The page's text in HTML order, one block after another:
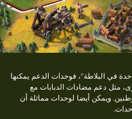
في البلاطة"، فوحدات الدعم يمكنها
مثل دعم مضادات الدبابات مع
ويمكن أيضا لوحدات مماثلة أن